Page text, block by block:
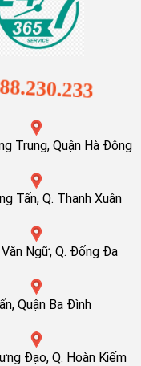
Trung, Quận Hà Đông
Tấn, Q. Thanh Xuân
Ngữ, Q. Đống Đa
Quận Ba Đình
Đạo, Q. Hoàn Kiếm